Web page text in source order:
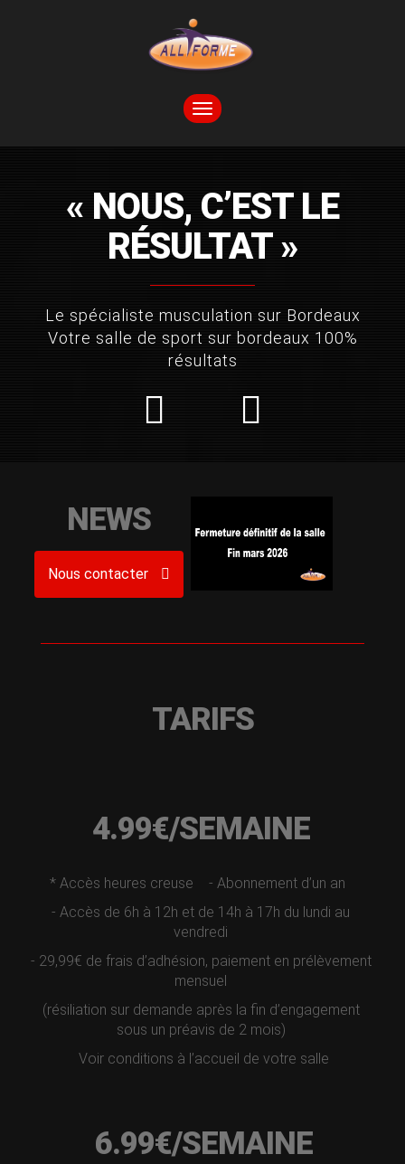
TOGGLE
NAVIGATION
« NOUS, C’EST LE
RÉSULTAT »
Le spécialiste musculation sur Bordeaux
Votre salle de sport sur bordeaux 100%
résultats
NEWS
Nous contacter
TARIFS
4.99€/SEMAINE
* Accès heures creuse
- Abonnement d’un an
- Accès de 6h à 12h et de 14h à 17h du lundi au
vendredi
- 29,99€ de frais d’adhésion, paiement en prélèvement
mensuel
(résiliation sur demande après la fin d’engagement
sous un préavis de 2 mois)
Voir conditions à l’accueil de votre salle
6.99€/SEMAINE